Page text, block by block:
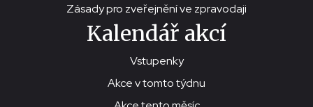
Zásady pro zveřejnění ve zpravodaji
Kalendář akcí
Vstupenky
Akce v tomto týdnu